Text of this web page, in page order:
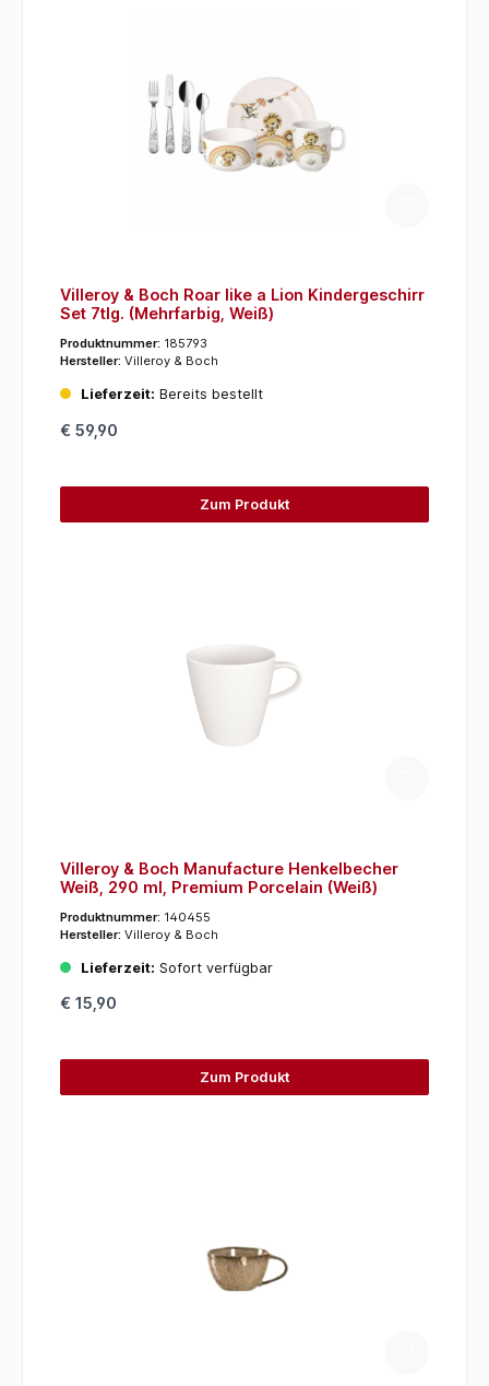
Villeroy & Boch Roar like a Lion Kindergeschirr
Set 7tlg. (Mehrfarbig, Weiß)
Produktnummer: 185793
Hersteller: Villeroy & Boch
Lieferzeit: Bereits bestellt
€ 59,90
Zum Produkt
Villeroy & Boch Manufacture Henkelbecher
Weiß, 290 ml, Premium Porcelain (Weiß)
Produktnummer: 140455
Hersteller: Villeroy & Boch
Lieferzeit: Sofort verfügbar
€ 15,90
Zum Produkt